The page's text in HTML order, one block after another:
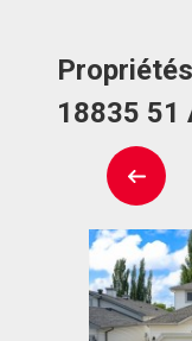
18835 51